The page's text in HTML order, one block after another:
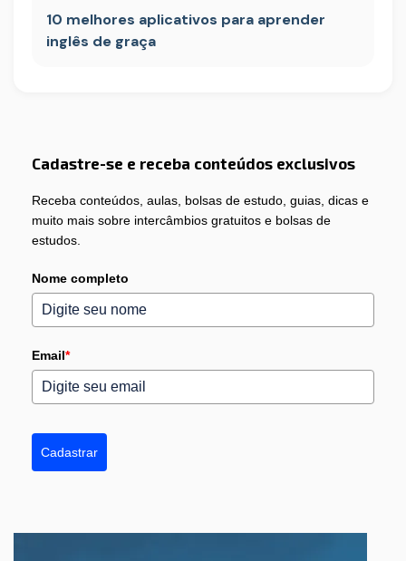
10 melhores aplicativos para aprender
inglês de graça
Cadastre-se e receba conteúdos exclusivos
Receba conteúdos, aulas, bolsas de estudo, guias, dicas e
muito mais sobre intercâmbios gratuitos e bolsas de
estudos.
Nome completo
Email*
Cadastrar